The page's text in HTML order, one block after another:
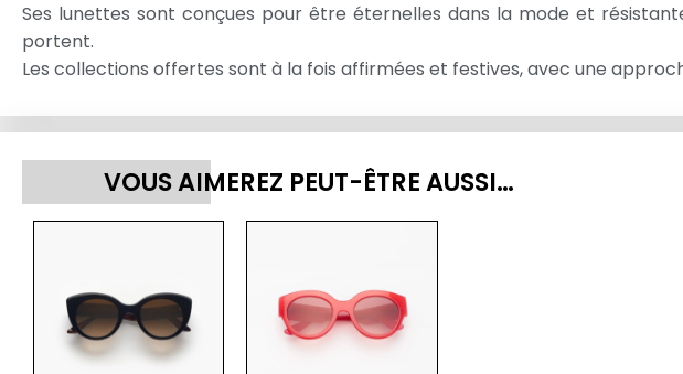
Ses lunettes sont conçues pour être éternelles dans la mode et
portent.
Les collections offertes sont à la fois affirmées et festives, avec une
VOUS AIMEREZ PEUT-ÊTRE AUSSI…